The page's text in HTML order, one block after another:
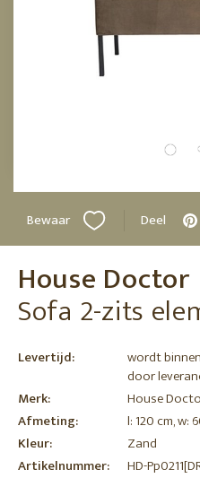
Bewaar Deel
House Doctor
Sofa 2-zits
Levertijd:
wordt
door
Merk:
House
Afmeting:
l: 120 cm, w:
Kleur:
Zand
Artikelnummer:
HD-